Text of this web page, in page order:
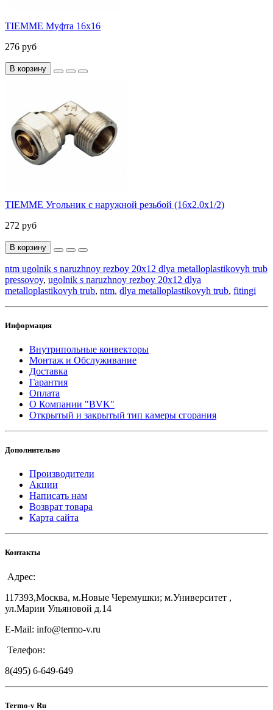
TIEMME Муфта 16x16
276 руб
В корзину
TIEMME Угольник с наружной резьбой (16х2.0х1/2)
272 руб
В корзину
ntm ugolnik s naruzhnoy rezboy 20x12 dlya metalloplastikovyh trub
pressovoy, ugolnik s naruzhnoy rezboy 20x12 dlya
metalloplastikovyh trub, ntm, dlya metalloplastikovyh trub, fitingi
Информация
Внутрипольные конвекторы
Монтаж и Обслуживание
Доставка
Гарантия
Оплата
О Компании "BVK"
Открытый и закрытый тип камеры сгорания
Дополнительно
Производители
Акции
Написать нам
Возврат товара
Карта сайта
Контакты
Адрес:
117393,Москва, м.Новые Черемушки; м.Университет ,
ул.Марии Ульяновой д.14
E-Mail: info@termo-v.ru
Телефон:
8(495) 6-649-649
Termo-v Ru